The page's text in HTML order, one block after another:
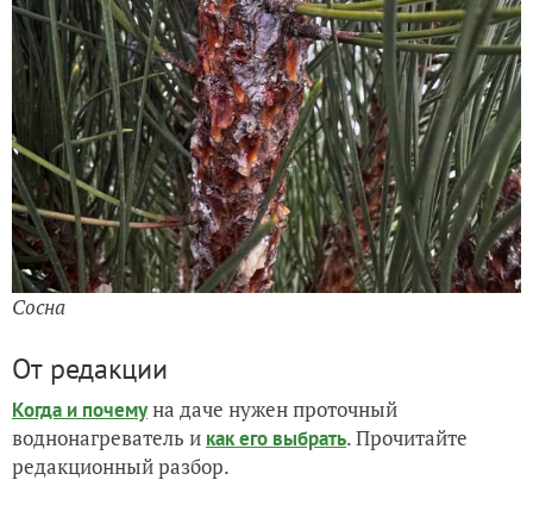
Сосна
От редакции
Когда и почемуна даче нужен проточный
воднонагреватель и как его выбрать. Прочитайте
редакционный разбор.